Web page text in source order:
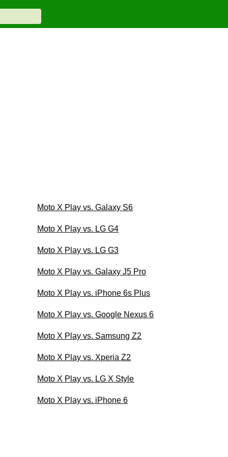
Moto X Play vs. Galaxy S6
Moto X Play vs. LG G4
Moto X Play vs. LG G3
Moto X Play vs. Galaxy J5 Pro
Moto X Play vs. iPhone 6s Plus
Moto X Play vs. Google Nexus 6
Moto X Play vs. Samsung Z2
Moto X Play vs. Xperia Z2
Moto X Play vs. LG X Style
Moto X Play vs. iPhone 6